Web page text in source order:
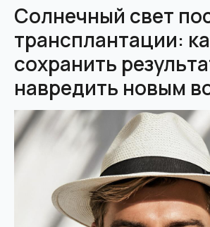
Солнечный свет
трансплантации:
сохранить
навредить новым